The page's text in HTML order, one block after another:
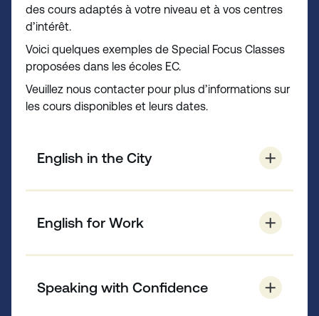
des cours adaptés à votre niveau et à vos centres
d’intérêt.
Voici quelques exemples de Special Focus Classes
proposées dans les écoles EC.
Veuillez nous contacter pour plus d’informations sur
les cours disponibles et leurs dates.
English in the City
classe, appliquez-les lors d’excursions locales et
réfléchissez à vos progrès.
English for Work
compétences nécessaires pour communiquer
efficacement et réussir dans le monde du
Speaking with Confidence